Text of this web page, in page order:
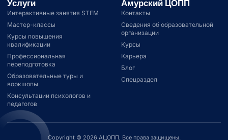
Услуги
Интерактивные занятия STEM
Мастер-классы
Курсы повышения
квалификации
Профессиональная
переподготовка
Образовательные туры и
воркшопы
Консультации психологов и
педагогов
Амурский ЦОПП
Контакты
Сведения об образовательной
организации
Курсы
Карьера
Блог
Спецраздел
Copyright © 2026 АЦОПП, Все права защищены.